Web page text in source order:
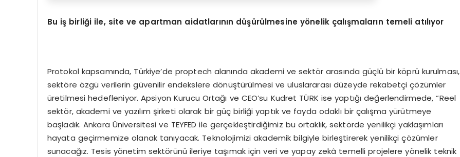
Bu iş birliği ile, site ve apartman aidatlarının düşürülmesine yönelik çalışmaların temeli atılıyor
Protokol kapsamında, Türkiye’de proptech alanında akademi ve sektör arasında güçlü bir köprü kurulması,
sektöre özgü verilerin güvenilir endekslere dönüştürülmesi ve uluslararası düzeyde rekabetçi çözümler
üretilmesi hedefleniyor. Apsiyon Kurucu Ortağı ve CEO’su Kudret TÜRK ise yaptığı değerlendirmede, “Reel
sektör, akademi ve yazılım şirketi olarak bir güç birliği yaptık ve fayda odaklı bir çalışma yürütmeye
başladık. Ankara Üniversitesi ve TEYFED ile gerçekleştirdiğimiz bu ortaklık, sektörde yenilikçi yaklaşımları
hayata geçirmemize olanak tanıyacak. Teknolojimizi akademik bilgiyle birleştirerek yenilikçi çözümler
sunacağız. Tesis yönetim sektörünü ileriye taşımak için veri ve yapay zekâ temelli projelere yönelik teknik